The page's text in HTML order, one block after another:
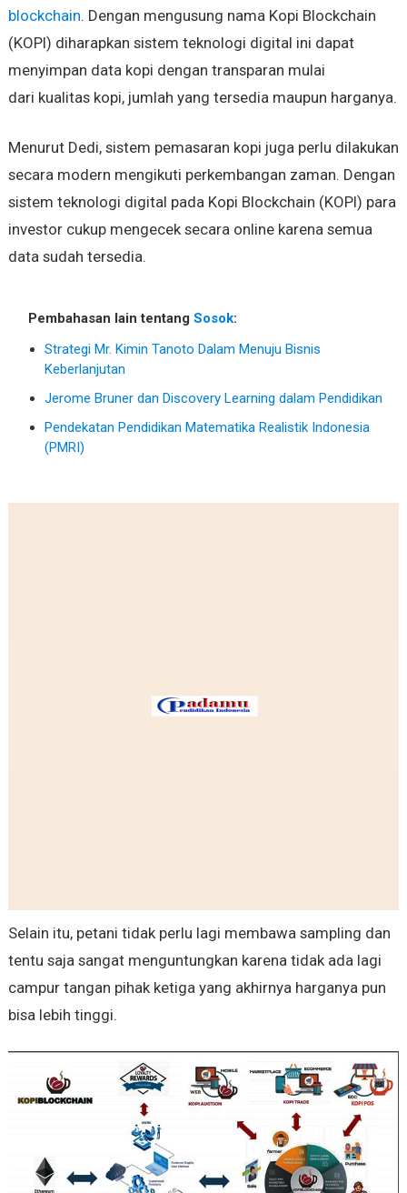
blockchain. Dengan mengusung nama Kopi Blockchain
(KOPI) diharapkan sistem teknologi digital ini dapat
menyimpan data kopi dengan transparan mulai
dari kualitas kopi, jumlah yang tersedia maupun harganya.
Menurut Dedi, sistem pemasaran kopi juga perlu dilakukan
secara modern mengikuti perkembangan zaman. Dengan
sistem teknologi digital pada Kopi Blockchain (KOPI) para
investor cukup mengecek secara online karena semua
data sudah tersedia.
Pembahasan lain tentang Sosok:
Strategi Mr. Kimin Tanoto Dalam Menuju Bisnis
Keberlanjutan
Jerome Bruner dan Discovery Learning dalam Pendidikan
Pendekatan Pendidikan Matematika Realistik Indonesia
(PMRI)
Selain itu, petani tidak perlu lagi membawa sampling dan
tentu saja sangat menguntungkan karena tidak ada lagi
campur tangan pihak ketiga yang akhirnya harganya pun
bisa lebih tinggi.